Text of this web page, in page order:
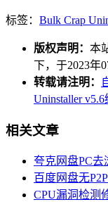
标签： Bulk Crap
版权声明： 本
下，于2023年
转载请注明：
Uninstaller
相关文章
夸克网盘PC去
百度网盘无
CPU漏洞检测